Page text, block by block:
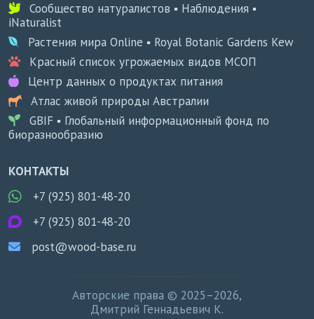
Сообщество натуралистов ▪ Наблюдения ▪
iNaturalist
Растения мира Online ▪ Royal Botanic Gardens Kew
Красный список угрожаемых видов МСОП
Центр данных о продуктах питания
Атлас живой природы Австралии
GBIF ▪ Глобальный информационный фонд по
биоразнообразию
КОНТАКТЫ
+7 (925) 801-48-20
+7 (925) 801-48-20
post@wood-base.ru
Авторские права © 2025–2026,
Дмитрий Геннадьевич К.